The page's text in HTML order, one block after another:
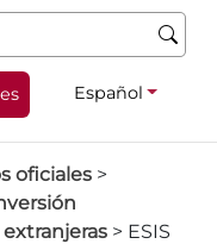
Español
oficiales >
> ESIS